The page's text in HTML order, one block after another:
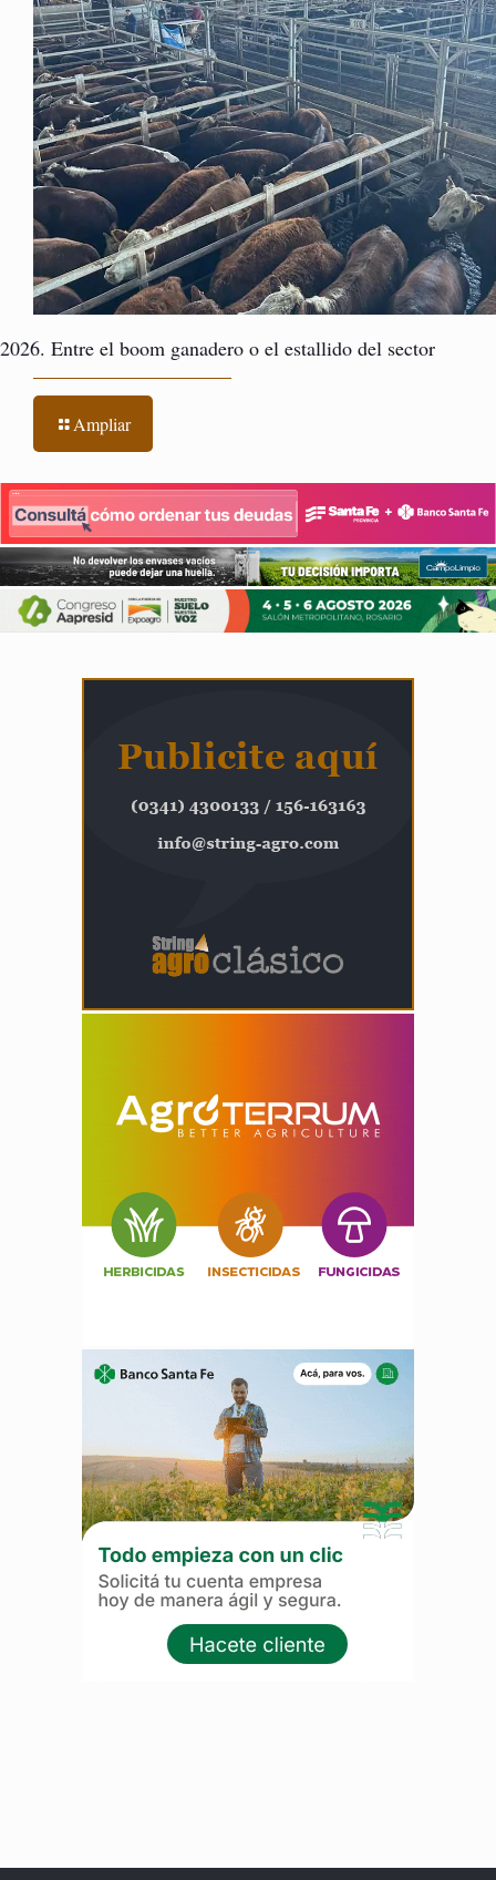
2026. Entre el boom ganadero o el estallido del sector
Ampliar